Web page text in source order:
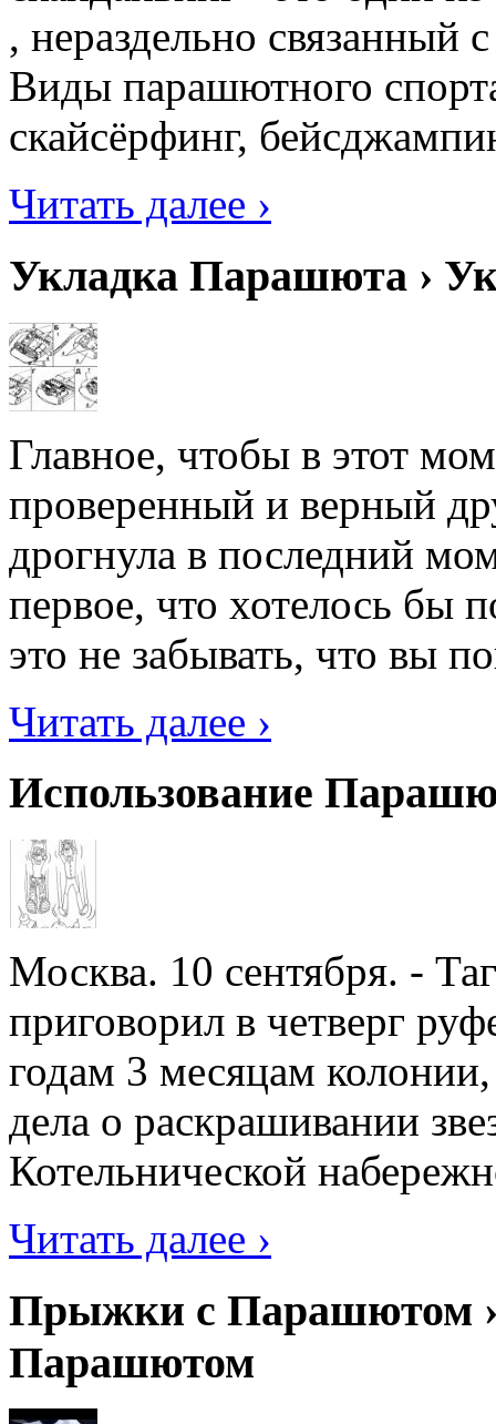
, нераздельно
Виды парашютного
скайсёрфинг,
Читать далее ›
Укладка Парашюта ›
Главное, чтобы в этот
проверенный и верный
дрогнула в последний
первое, что хотелось бы
это не забывать, что вы
Читать далее ›
Использование
Москва. 10 сентября. -
приговорил в четверг
годам 3 месяцам
дела о раскрашивании
Котельнической
Читать далее ›
Прыжки с Парашютом
Парашютом